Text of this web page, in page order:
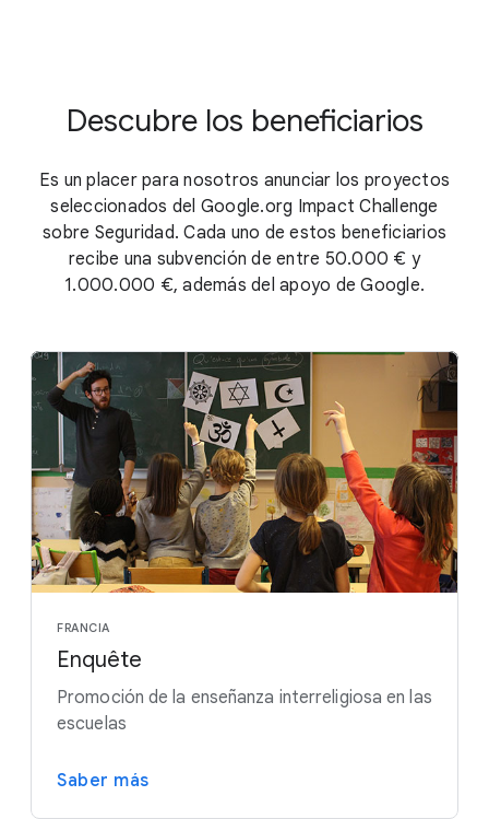
Descubre los beneficiarios
Es un placer para nosotros anunciar los proyectos
seleccionados del Google.org Impact Challenge
sobre Seguridad. Cada uno de estos beneficiarios
recibe una subvención de entre 50.000 € y
1.000.000 €, además del apoyo de Google.
FRANCIA
Enquête
Promoción de la enseñanza interreligiosa en las
escuelas
Saber más